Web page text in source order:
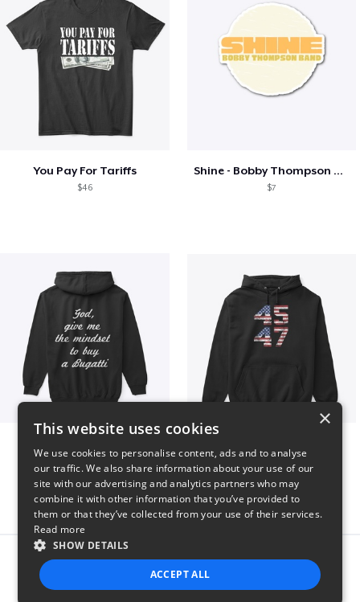
You Pay For Tariffs
$46
Shine - Bobby Thompson Band Merch
$7
Report this product
×
This website uses cookies
We use cookies to personalise content, ads and to analyse
our traffic. We also share information about your use of our
site with our advertising and analytics partners who may
combine it with other information that you’ve provided to
them or that they’ve collected from your use of their services.
Read more
SHOW DETAILS
ACCEPT ALL